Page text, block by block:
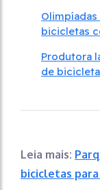
bicicletas
Produtora
de
Leia mais:
bicicletas para